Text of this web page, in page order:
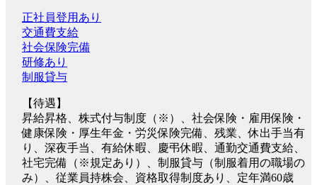
正社員登用あり
交通費支給
社会保険完備
研修あり
制服貸与
【待遇】
昇給昇格、株式付与制度（※）、社会保険・雇用保険・
健康保険・厚生年金・労災保険完備、残業、休出手当有
り、深夜手当、有給休暇、慶弔休暇、通勤交通費支給、
社宅完備（※規定あり）、制服貸与（制服着用の職場の
み）、従業員持株会、資格取得制度あり、定年満60歳